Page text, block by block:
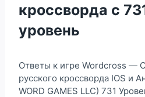
кроссворда с
уровень
Ответы к игре Wordcross —
русского кроссворда IOS и
WORD GAMES LLC) 731